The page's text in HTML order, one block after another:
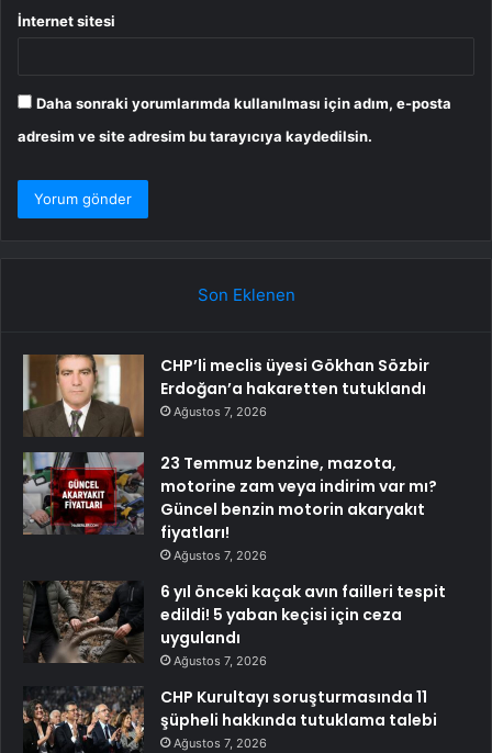
İnternet sitesi
Daha sonraki yorumlarımda kullanılması için adım, e-posta
adresim ve site adresim bu tarayıcıya kaydedilsin.
Son Eklenen
CHP’li meclis üyesi Gökhan Sözbir
Erdoğan’a hakaretten tutuklandı
Ağustos 7, 2026
23 Temmuz benzine, mazota,
motorine zam veya indirim var mı?
Güncel benzin motorin akaryakıt
fiyatları!
Ağustos 7, 2026
6 yıl önceki kaçak avın failleri tespit
edildi! 5 yaban keçisi için ceza
uygulandı
Ağustos 7, 2026
CHP Kurultayı soruşturmasında 11
şüpheli hakkında tutuklama talebi
Ağustos 7, 2026